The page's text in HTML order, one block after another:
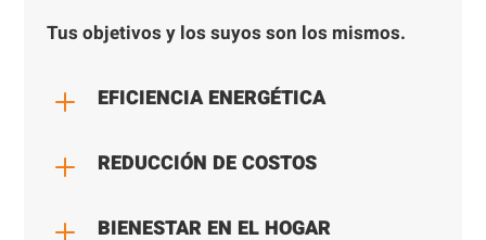
Tus objetivos y los suyos son los mismos.
L EFICIENCIA ENERGÉTICA
L REDUCCIÓN DE COSTOS
L BIENESTAR EN EL HOGAR